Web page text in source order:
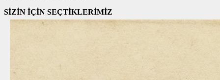
SİZİN İÇİN SEÇTİKLERİMİZ